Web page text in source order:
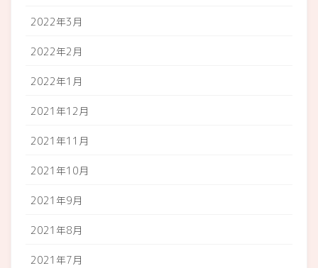
2022年3月
2022年2月
2022年1月
2021年12月
2021年11月
2021年10月
2021年9月
2021年8月
2021年7月